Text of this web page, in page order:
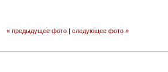
« предыдущее фото | следующее фото »